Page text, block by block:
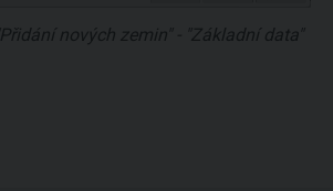
nových zemin" - "Základní data"